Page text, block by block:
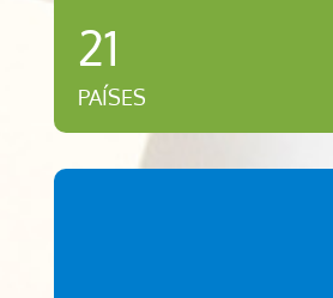
21
PAÍSES